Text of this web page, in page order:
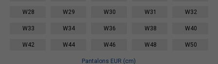
W28 W29 W30 W31 W32
W33 W34 W36 W38 W40
W42 W44 W46 W48 W50
Pantalons EUR (cm)